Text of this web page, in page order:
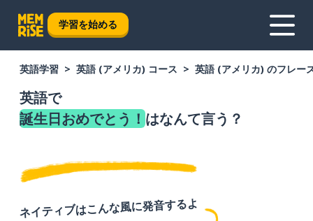
学習を始める
英語学習 英語 (アメリカ) コース 英語 (アメリカ) のフレー
英語で
誕生日おめでとう！はなんて言う？
ネイティブはこんな風に発音するよ